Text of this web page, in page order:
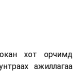
хот орчимд
ажиллагаа